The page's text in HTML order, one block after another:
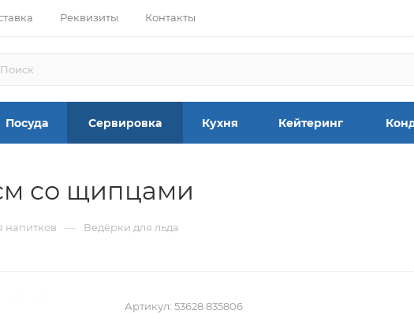
Реквизиты Контакты
Посуда Сервировка Кухня Кейтеринг
со щипцами
напитков — Ведёрки для льда
Артикул: 53628 835806